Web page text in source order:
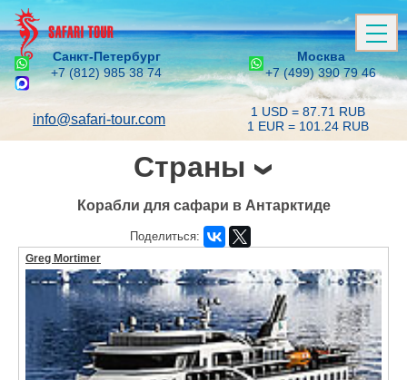
Санкт-Петербург
+7 (812) 985 38 74
Москва
+7 (499) 390 79 46
info@safari-tour.com
1 USD = 87.71 RUB
1 EUR = 101.24 RUB
Страны
Корабли для сафари в Антарктиде
Поделиться:
Greg Mortimer